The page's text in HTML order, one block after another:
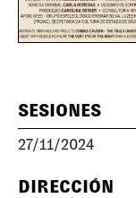
SESIONES
27/11/2024
DIRECCIÓN